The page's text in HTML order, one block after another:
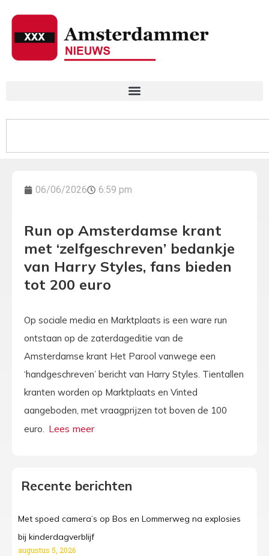
06/06/2026 6:59 pm
Run op Amsterdamse krant
met ‘zelfgeschreven’ bedankje
van Harry Styles, fans bieden
tot 200 euro
Op sociale media en Marktplaats is een ware run
ontstaan op de zaterdageditie van de
Amsterdamse krant Het Parool vanwege een
‘handgeschreven’ bericht van Harry Styles. Tientallen
kranten worden op Marktplaats en Vinted
aangeboden, met vraagprijzen tot boven de 100
euro.
Recente berichten
Met spoed camera’s op Bos en Lommerweg na explosies
bij kinderdagverblijf
augustus 5, 2026